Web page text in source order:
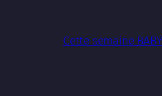
Cette semaine